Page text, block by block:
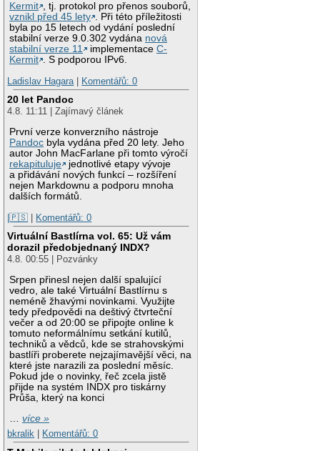
Kermit , tj. protokol pro přenos souborů,
vznikl před 45 lety . Při této příležitosti
byla po 15 letech od vydání poslední
stabilní verze 9.0.302 vydána nová
stabilní verze 11
implementaceC-
Kermit . S podporou IPv6.
Ladislav Hagara | Komentářů: 0
20 let Pandoc
4.8. 11:11 | Zajímavý článek
První verze konverzního nástroje
Pandoc byla vydána před 20 lety. Jeho
autor John MacFarlane při tomto výročí
rekapituluje
jednotlivé etapy vývoje
a přidávání nových funkcí – rozšíření
nejen Markdownu a podporu mnoha
dalších formátů.
|🇵🇸 | Komentářů: 0
Virtuální Bastlírna vol. 65: Už vám
dorazil předobjednaný INDX?
4.8. 00:55 | Pozvánky
Srpen přinesl nejen další spalující
vedro, ale také Virtuální Bastlírnu s
neméně žhavými novinkami. Využijte
tedy předpovědi na deštivý čtvrteční
večer a od 20:00 se připojte online k
tomuto neformálnímu setkání kutilů,
techniků a vědců, kde se strahovskými
bastlíři proberete nejzajímavější věci, na
které jste narazili za poslední měsíc.
Pokud jde o novinky, řeč zcela jistě
přijde na systém INDX pro tiskárny
Průša, který na konci
…více »
bkralik
Komentářů: 0